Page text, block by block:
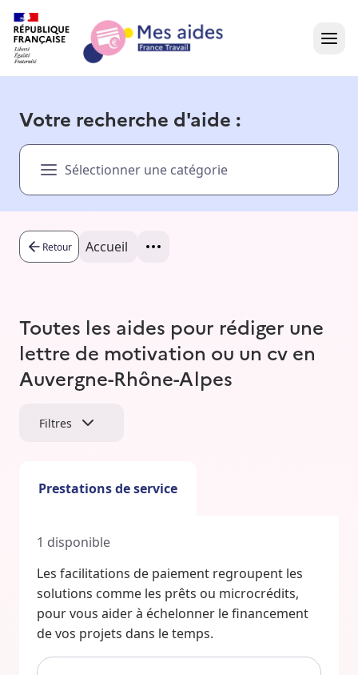
Présentation vidéo
Besoin d'aide ?
Votre recherche d'aide :
Sélectionner une catégorie
Retour Accueil
Toutes les aides pour rédiger une
lettre de motivation ou un cv en
Auvergne-Rhône-Alpes
Filtres
Prestations de service
1 disponible
Les facilitations de paiement regroupent les
solutions comme les prêts ou microcrédits,
pour vous aider à échelonner le financement
de vos projets dans le temps.